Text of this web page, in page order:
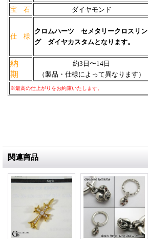
宝 石
ダイヤモンド
仕 様
クロムハーツ セメタリークロスリン
グ ダイヤカスタムとなります。
納
期
約3日〜14日
（製品・仕様によって異なります）
※最高の仕上がりをお約束いたします。
関連商品